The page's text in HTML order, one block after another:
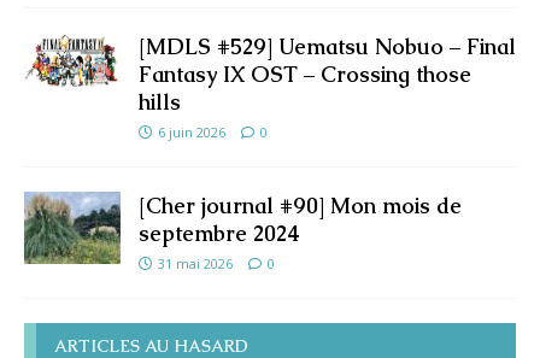
[MDLS #529] Uematsu Nobuo – Final
Fantasy IX OST – Crossing those
hills
6 juin 2026 0
[Cher journal #90] Mon mois de
septembre 2024
31 mai 2026 0
ARTICLES AU HASARD